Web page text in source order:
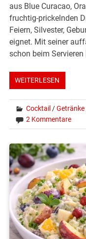
aus Blue Curacao,
fruchtig-prickelnden
Feiern, Silvester,
eignet. Mit seiner
schon beim Servieren
WEITERLESEN
Cocktail /Getränke
2 Kommentare